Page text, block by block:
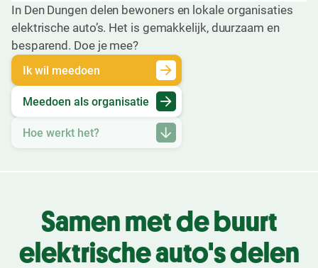
In Den Dungen delen bewoners en lokale organisaties
elektrische auto’s. Het is gemakkelijk, duurzaam en
besparend. Doe je mee?
Ik wil meedoen
Meedoen als organisatie
Hoe werkt het?
Samen met de buurt
elektrische auto's delen